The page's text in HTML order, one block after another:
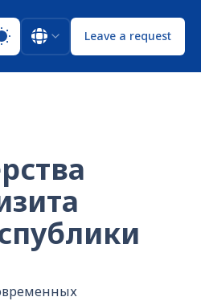
Leave a request